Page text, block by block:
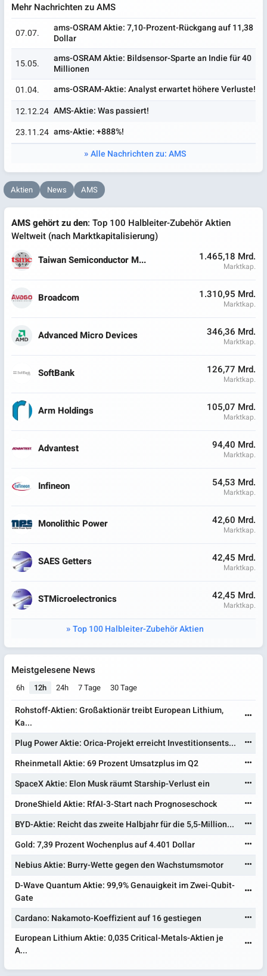
Mehr Nachrichten zu AMS
07.07.
ams-OSRAM Aktie: 7,10-Prozent-Rückgang auf 11,38
Dollar
15.05.
ams-OSRAM Aktie: Bildsensor-Sparte an Indie für 40
Millionen
01.04.
ams-OSRAM-Aktie: Analyst erwartet höhere Verluste!
12.12.24 AMS-Aktie: Was passiert!
23.11.24 ams-Aktie: +888%!
Alle Nachrichten zu: AMS
Aktien News AMS
AMS gehört zu den: Top 100 Halbleiter-Zubehör Aktien
Weltweit (nach Marktkapitalisierung)
Taiwan Semiconductor M...
1.465,18 Mrd.
Marktkap.
Broadcom 1.310,95 Mrd.
Marktkap.
Advanced Micro Devices 346,36 Mrd.
Marktkap.
SoftBank 126,77 Mrd.
Marktkap.
Arm Holdings 105,07 Mrd.
Marktkap.
Advantest 94,40 Mrd.
Marktkap.
Infineon 54,53 Mrd.
Marktkap.
Monolithic Power 42,60 Mrd.
Marktkap.
SAES Getters 42,45 Mrd.
Marktkap.
STMicroelectronics 42,45 Mrd.
Marktkap.
Top 100 Halbleiter-Zubehör Aktien
Meistgelesene News
6h 12h 24h 7 Tage 30 Tage
Rohstoff-Aktien: Großaktionär treibt European Lithium,
Ka...
Plug Power Aktie: Orica-Projekt erreicht Investitionsents...
Rheinmetall Aktie: 69 Prozent Umsatzplus im Q2
SpaceX Aktie: Elon Musk räumt Starship-Verlust ein
DroneShield Aktie: RfAI-3-Start nach Prognoseschock
BYD-Aktie: Reicht das zweite Halbjahr für die 5,5-Million...
Gold: 7,39 Prozent Wochenplus auf 4.401 Dollar
Nebius Aktie: Burry-Wette gegen den Wachstumsmotor
D-Wave Quantum Aktie: 99,9% Genauigkeit im Zwei-Qubit-
Gate
Cardano: Nakamoto-Koeffizient auf 16 gestiegen
European Lithium Aktie: 0,035 Critical-Metals-Aktien je
A...